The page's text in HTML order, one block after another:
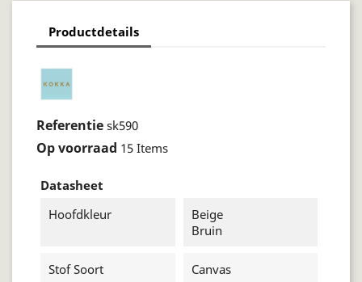
Productdetails
Referentie sk590
Op voorraad 15 Items
Datasheet
Hoofdkleur
Beige
Bruin
Stof Soort Canvas